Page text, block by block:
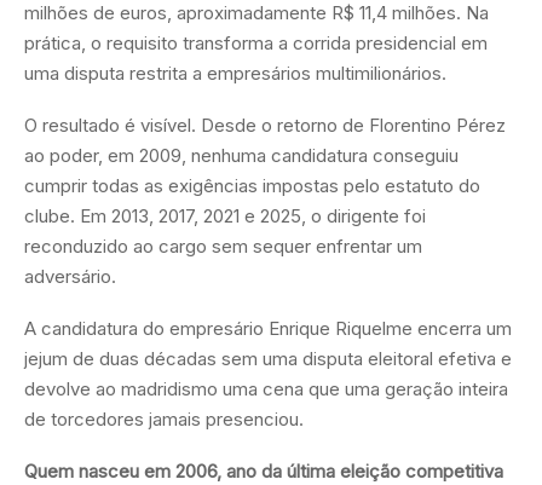
milhões de euros, aproximadamente R$ 11,4 milhões. Na
prática, o requisito transforma a corrida presidencial em
uma disputa restrita a empresários multimilionários.
O resultado é visível. Desde o retorno de Florentino Pérez
ao poder, em 2009, nenhuma candidatura conseguiu
cumprir todas as exigências impostas pelo estatuto do
clube. Em 2013, 2017, 2021 e 2025, o dirigente foi
reconduzido ao cargo sem sequer enfrentar um
adversário.
A candidatura do empresário Enrique Riquelme encerra um
jejum de duas décadas sem uma disputa eleitoral efetiva e
devolve ao madridismo uma cena que uma geração inteira
de torcedores jamais presenciou.
Quem nasceu em 2006, ano da última eleição competitiva